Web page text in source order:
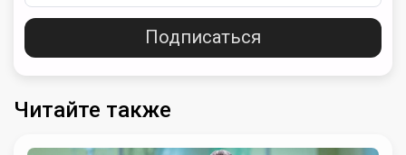
Подписаться
Читайте также